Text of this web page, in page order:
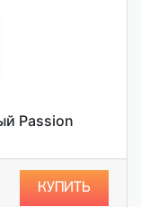
Passion
КУПИТЬ